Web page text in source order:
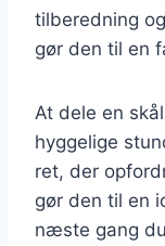
tilberedning
gør den til en
At dele en
hyggelige
ret, der
gør den til en
næste gang